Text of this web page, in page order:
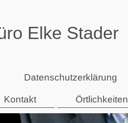
Elke Stader
Datenschutzerklärung
Kontakt Örtlichkeiten